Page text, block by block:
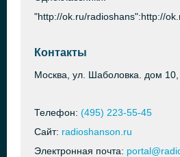
"http://ok.ru/radioshans":http://
Контакты
Москва, ул. Шаболовка. дом 10,
Телефон: (495) 223-55-45
Сайт: radioshanson.ru
Электронная почта: